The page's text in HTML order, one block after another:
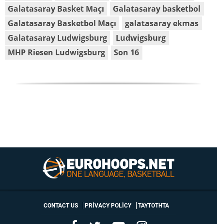
Galatasaray Basket Maçı
Galatasaray basketbol
Galatasaray Basketbol Maçı
galatasaray ekmas
Galatasaray Ludwigsburg
Ludwigsburg
MHP Riesen Ludwigsburg
Son 16
CONTACT US PRIVACY POLICY ΤΑΥΤΟΤΗΤΑ